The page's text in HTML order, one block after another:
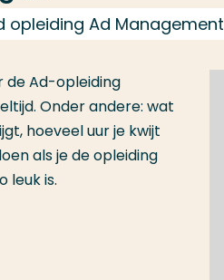
opleiding Ad Management
de Ad-opleiding
Onder andere: wat
hoeveel uur je kwijt
als je de opleiding
leuk is.